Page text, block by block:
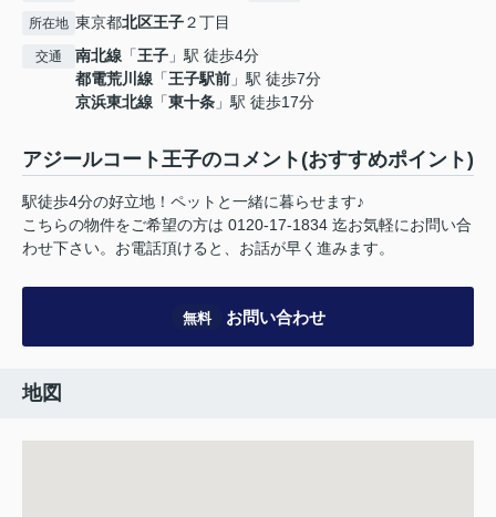
所在地 東京都北区王子２丁目
交通 南北線 「王子 」駅 徒歩4分
都電荒川線 「王子駅前 」駅 徒歩7分
京浜東北線 「東十条 」駅 徒歩17分
アジールコート王子のコメント(おすすめポイント)
駅徒歩4分の好立地！ペットと一緒に暮らせます♪
こちらの物件をご希望の方は 0120-17-1834 迄お気軽にお問い合
わせ下さい。お電話頂けると、お話が早く進みます。
無料 お問い合わせ
地図